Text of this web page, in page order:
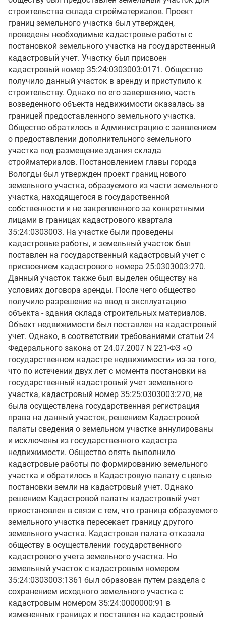
строительства склада стройматериалов. Проект
границ земельного участка был утвержден,
проведены необходимые кадастровые работы с
постановкой земельного участка на государственный
кадастровый учет. Участку был присвоен
кадастровый номер 35:24:0303003:0171. Общество
получило данный участок в аренду и приступило к
строительству. Однако по его завершению, часть
возведенного объекта недвижимости оказалась за
границей предоставленного земельного участка.
Общество обратилось в Администрацию с заявлением
о предоставлении дополнительного земельного
участка под размещение здания склада
стройматериалов. Постановлением главы города
Вологды был утвержден проект границ нового
земельного участка, образуемого из части земельного
участка, находящегося в государственной
собственности и не закрепленного за конкретными
лицами в границах кадастрового квартала
35:24:0303003. На участке были проведены
кадастровые работы, и земельный участок был
поставлен на государственный кадастровый учет с
присвоением кадастрового номера 25:0303003:270.
Данный участок также был выделен обществу на
условиях договора аренды. После чего общество
получило разрешение на ввод в эксплуатацию
объекта - здания склада строительных материалов.
Объект недвижимости был поставлен на кадастровый
учет. Однако, в соответствии требованиями статьи 24
Федерального закона от 24.07.2007 N 221-ФЗ «О
государственном кадастре недвижимости» из-за того,
что по истечении двух лет с момента постановки на
государственный кадастровый учет земельного
участка, кадастровый номер 35:25:0303003:270, не
была осуществлена государственная регистрация
права на данный участок, решением Кадастровой
палаты сведения о земельном участке аннулированы
и исключены из государственного кадастра
недвижимости. Общество опять выполнило
кадастровые работы по формированию земельного
участка и обратилось в Кадастровую палату с целью
постановки земли на кадастровый учет. Однако
решением Кадастровой палаты кадастровый учет
приостановлен в связи с тем, что граница образуемого
земельного участка пересекает границу другого
земельного участка. Кадастровая палата отказала
обществу в осуществлении государственного
кадастрового учета земельного участка. Но
земельный участок с кадастровым номером
35:24:0303003:1361 был образован путем раздела с
сохранением исходного земельного участка с
кадастровым номером 35:24:0000000:91 в
измененных границах и поставлен на кадастровый